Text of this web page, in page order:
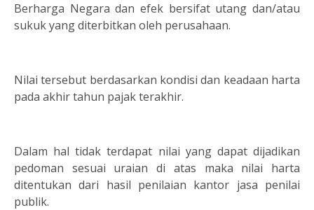
Berharga Negara dan efek bersifat utang dan/atau
sukuk yang diterbitkan oleh perusahaan.
Nilai tersebut berdasarkan kondisi dan keadaan harta
pada akhir tahun pajak terakhir.
Dalam hal tidak terdapat nilai yang dapat dijadikan
pedoman sesuai uraian di atas maka nilai harta
ditentukan dari hasil penilaian kantor jasa penilai
publik.